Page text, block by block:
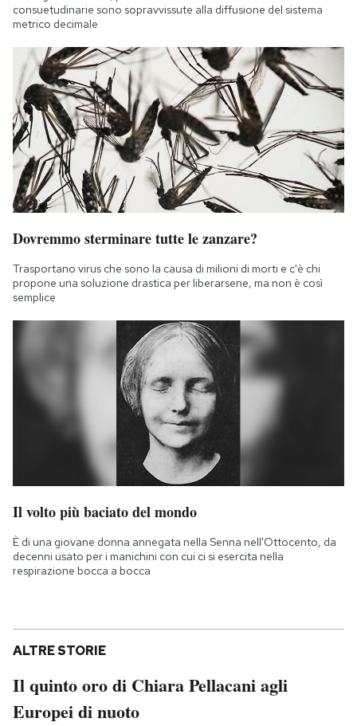
consuetudinarie sono sopravvissute alla diffusione del sistema
metrico decimale
Dovremmo sterminare tutte le zanzare?
Trasportano virus che sono la causa di milioni di morti e c'è chi
propone una soluzione drastica per liberarsene, ma non è così
semplice
Il volto più baciato del mondo
È di una giovane donna annegata nella Senna nell'Ottocento, da
decenni usato per i manichini con cui ci si esercita nella
respirazione bocca a bocca
ALTRE STORIE
Il quinto oro di Chiara Pellacani agli
Europei di nuoto